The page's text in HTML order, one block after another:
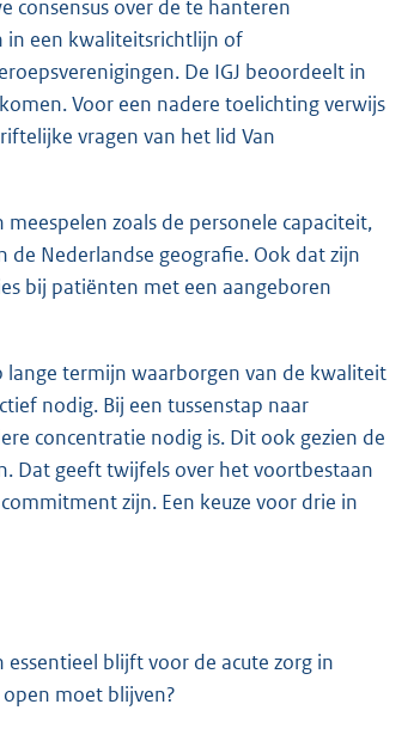
consensus over de te hanteren
in een kwaliteitsrichtlijn of
De IGJ beoordeelt in
Voor een nadere toelichting verwijs
vragen van het lid Van
zoals de personele capaciteit,
Nederlandse geografie. Ook dat zijn
bij patiënten met een aangeboren
lange termijn waarborgen van de kwaliteit
nodig. Bij een tussenstap naar
concentratie nodig is. Dit ook gezien de
Dat geeft twijfels over het voortbestaan
zijn. Een keuze voor drie in
blijft voor de acute zorg in
moet blijven?